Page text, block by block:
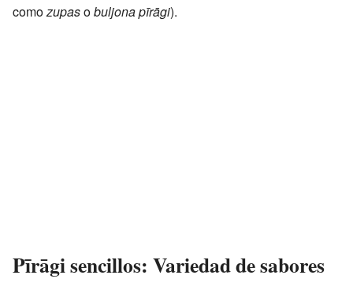
comozupasobuljona pīrāgi).
Pīrāgi sencillos: Variedad de sabores